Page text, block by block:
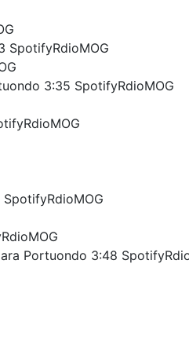
SpotifyRdioMOG
3:35 SpotifyRdioMOG
Portuondo 3:48